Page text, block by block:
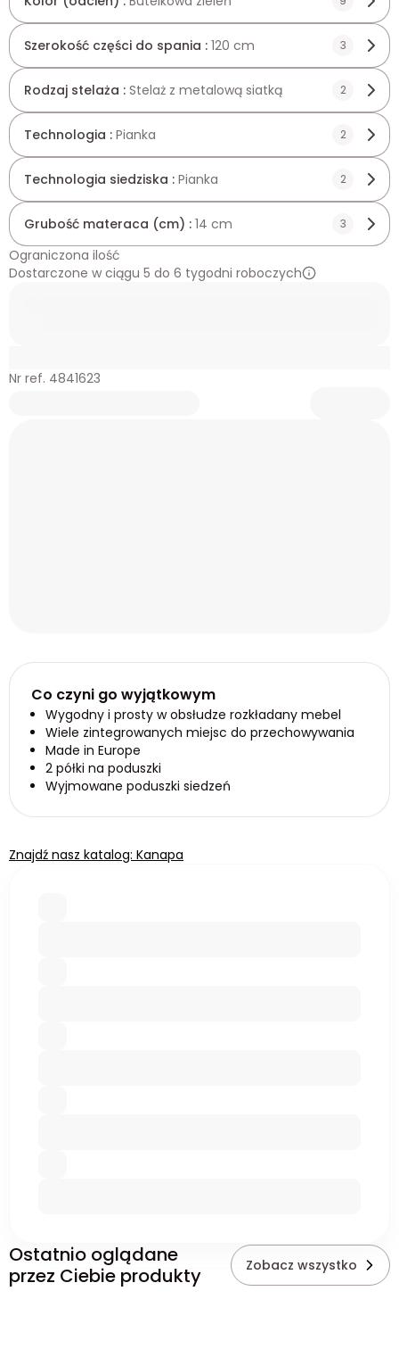
Szerokość części do spania : 120 cm 3
Rodzaj stelaża : Stelaż z metalową siatką 2
Technologia : Pianka 2
Technologia siedziska : Pianka 2
Grubość materaca (cm) : 14 cm 3
Ograniczona ilość
Dostarczone w ciągu 5 do 6 tygodni roboczych
Nr ref. 4841623
Co czyni go wyjątkowym
Wygodny i prosty w obsłudze rozkładany mebel
Wiele zintegrowanych miejsc do przechowywania
Made in Europe
2 półki na poduszki
Wyjmowane poduszki siedzeń
Znajdź nasz katalog: Kanapa
Ostatnio oglądane
przez Ciebie produkty
Zobacz wszystko